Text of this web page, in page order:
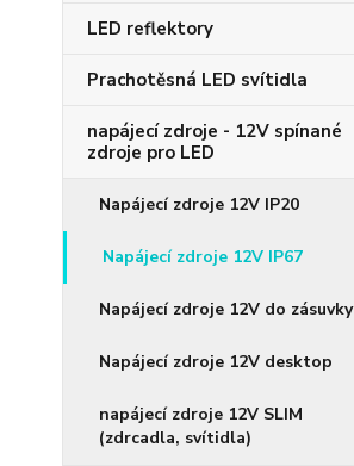
LED reflektory
Prachotěsná LED svítidla
napájecí zdroje - 12V spínané
zdroje pro LED
Napájecí zdroje 12V IP20
Napájecí zdroje 12V IP67
Napájecí zdroje 12V do zásuvky
Napájecí zdroje 12V desktop
napájecí zdroje 12V SLIM
(zdrcadla, svítidla)